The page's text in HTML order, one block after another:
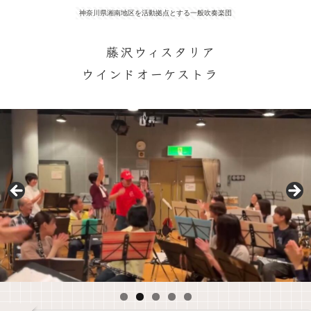
神奈川県湘南地区を活動拠点とする一般吹奏楽団
藤沢ウィスタリア
ウインドオーケストラ